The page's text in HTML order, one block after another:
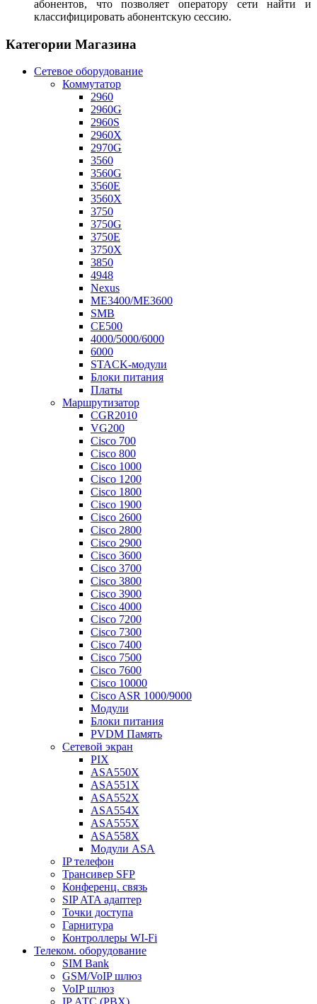
абонентов, что позволяет оператору сети найти и
классифицировать абонентскую сессию.
Категории Магазина
Сетевое оборудование
Коммутатор
2960
2960G
2960S
2960X
2970G
3560
3560G
3560E
3560X
3750
3750G
3750E
3750X
3850
4948
Nexus
ME3400/ME3600
SMB
CE500
4000/5000/6000
6000
STACK-модули
Блоки питания
Платы
Маршрутизатор
CGR2010
VG200
Cisco 700
Cisco 800
Cisco 1000
Cisco 1200
Cisco 1800
Cisco 1900
Cisco 2600
Cisco 2800
Cisco 2900
Cisco 3600
Cisco 3700
Cisco 3800
Cisco 3900
Cisco 4000
Cisco 7200
Cisco 7300
Cisco 7400
Cisco 7500
Cisco 7600
Cisco 10000
Cisco ASR 1000/9000
Модули
Блоки питания
PVDM Память
Сетевой экран
PIX
ASA550X
ASA551X
ASA552X
ASA554X
ASA555X
ASA558X
Модули ASA
IP телефон
Трансивер SFP
Конференц. связь
SIP ATA адаптер
Точки доступа
Гарнитура
Контроллеры WI-Fi
Телеком. оборудование
SIM Bank
GSM/VoIP шлюз
VoIP шлюз